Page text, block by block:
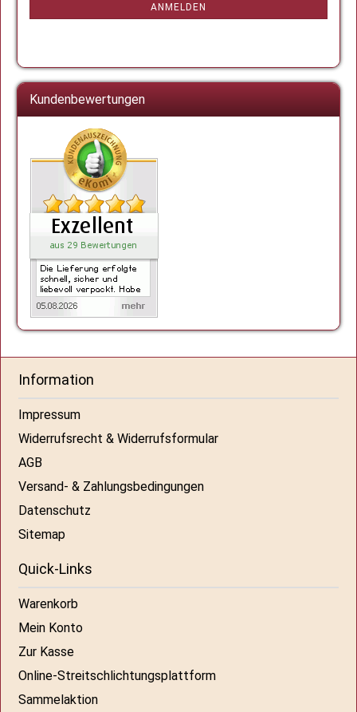
ANMELDEN
Kundenbewertungen
Information
Impressum
Widerrufsrecht & Widerrufsformular
AGB
Versand- & Zahlungsbedingungen
Datenschutz
Sitemap
Quick-Links
Warenkorb
Mein Konto
Zur Kasse
Online-Streitschlichtungsplattform
Sammelaktion